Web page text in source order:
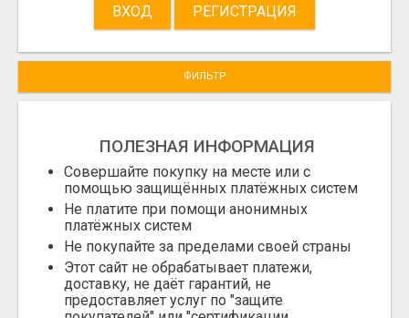
ВХОД
РЕГИСТРАЦИЯ
ФИЛЬТР
ПОЛЕЗНАЯ ИНФОРМАЦИЯ
Совершайте покупку на месте или с
помощью защищённых платёжных систем
Не платите при помощи анонимных
платёжных систем
Не покупайте за пределами своей страны
Этот сайт не обрабатывает платежи,
доставку, не даёт гарантий, не
предоставляет услуг по "защите